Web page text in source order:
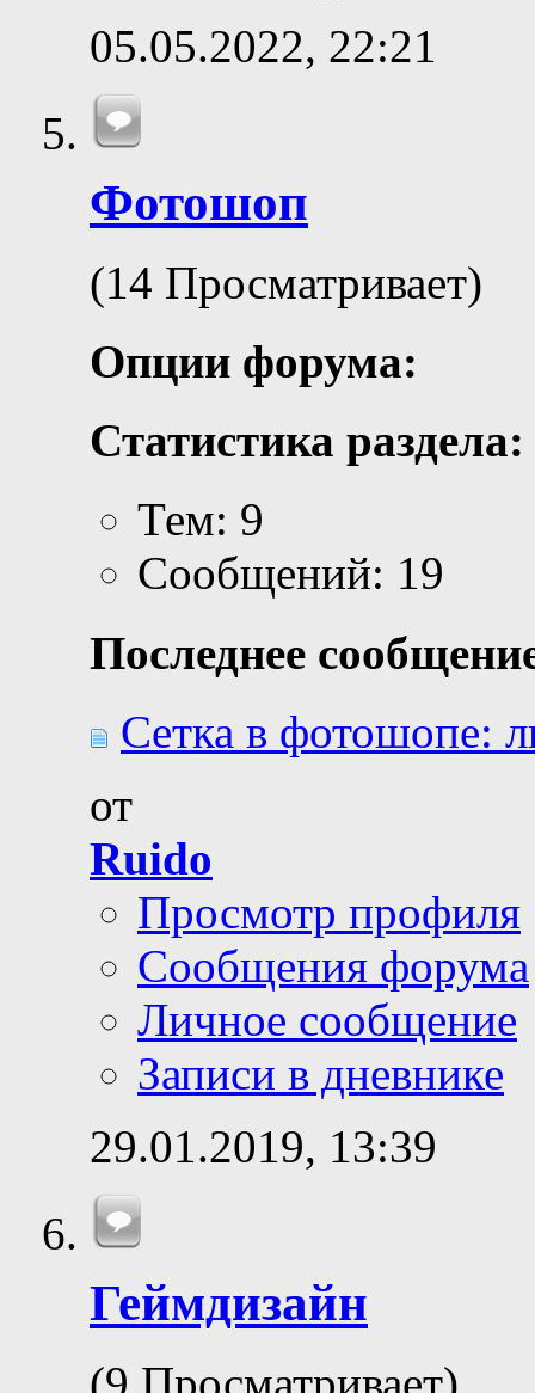
05.05.2022, 22:21
Фотошоп
(14 Просматривает)
Опции форума:
Статистика раздела:
Тем: 9
Сообщений: 19
Последнее
Сетка в фотошопе:
от
Ruido
Просмотр профиля
Сообщения форума
Личное сообщение
Записи в дневнике
29.01.2019, 13:39
Геймдизайн
(9 Просматривает)